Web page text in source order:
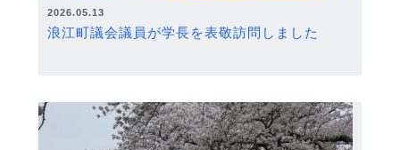
2026.05.13
浪江町議会議員が学長を表敬訪問しました